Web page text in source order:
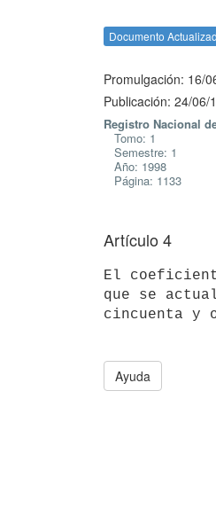
Documento
Promulgación: 16/
Publicación: 24/06/
Registro Nacional
Tomo: 1
Semestre: 1
Año: 1998
Página: 1133
Artículo 4
El
que se
Ayuda